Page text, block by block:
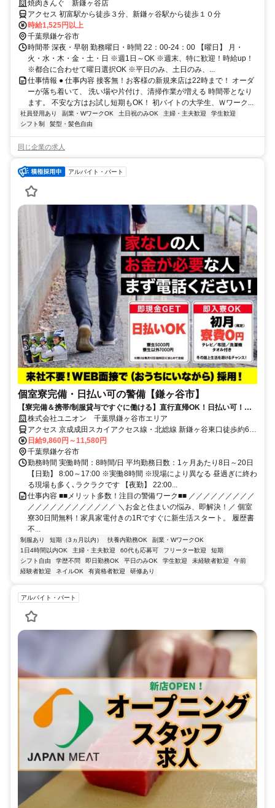
る方、大募集！週1日からOK
焼肉きんぐ 新鎌ヶ谷店
アクセス 初富駅から徒歩３分、新鎌ヶ谷駅から徒歩１０分
時給1,525円以上
千葉県鎌ケ谷市
時間帯 深夜・早朝 勤務曜日・時間 22：00-24：00 【曜日】 月・
火・水・木・金・土・日 ※週1日～OK ※週末、特に歓迎！時給up！
※都合に合わせて曜日選択OK ※平日のみ、土日のみ、...
仕事情報 ● 仕事内容 接客無！お客様の新規来店は22時まで！ オーダ
ーが落ち着いて、 洗い場や片付け、清掃作業が増える 時間帯となり
ます。 不安な方はお試し短期もOK！ 初バイトの大学生、Ｗワーク...
社員登用あり 副業・WワークOK 土日祝のみOK 主婦・主夫歓迎
学生歓迎
シフト制
髪型・髪色自由
同じ企業の求人
アルバイト・パート
個室寮完備・日払い可の警備【鎌ヶ谷市】
【寮完備＆携帯/制服貸与ですぐに働ける】直行直帰OK！日払い可！勤
務初日から給与GET★未経験OK
株式会社ユニオン 千葉県鎌ヶ谷市エリア
アクセス 京成成田スカイアクセス線・北総線 新鎌ヶ谷東口徒歩約6
分、京成成田スカイアクセス線・北総線 新鎌ヶ谷東口徒歩約6分、京
成成田スカイアクセス線・北総線 新鎌ヶ谷東口徒歩約6分 千葉県鎌ヶ
谷市エリア（鎌ヶ谷大仏駅、鎌ヶ谷駅、新鎌ヶ谷駅、くぬぎ山駅、初
富駅、北初富駅等）
日給9,860円～11,580円
千葉県鎌ケ谷市
勤務時間 実働時間：8時間/日 平均勤務日数：1ヶ月あたり8日～20日
【日勤】 8:00～17:00 ※実働8時間 ※現場により異なる 昼過ぎに終わ
る現場も多く､ラクラクです 【夜勤】 22:00...
仕事内容 ■■メリット多数！注目の警備ワーク■■ ／／／／／／／／／
／／／／／／／／／／／／ ＼お金と住まいの悩み、即解決！／ 個室
寮30日間無料！家具家電付きの1Rですぐに新生活スタート。 履歴書
不...
制服あり 短期（3ヵ月以内） 扶養内勤務OK
副業・WワークOK
1日4時間以内OK
主婦・主夫歓迎 60代も応募可 フリーター歓迎
短期
シフト自由
学歴不問 即日勤務OK 平日のみOK 学生歓迎 未経験者歓迎
午前
経験者歓迎
ネイルOK 有資格者歓迎 研修あり
アルバイト・パート